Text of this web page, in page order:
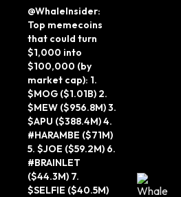
Twitter
@WhaleInsider:
Top memecoins
that could turn
$1,000 into
$100,000 (by
market cap): 1.
$MOG ($1.01B) 2.
$MEW ($956.8M) 3.
$APU ($388.4M) 4.
#HARAMBE ($71M)
5. $JOE ($59.2M) 6.
#BRAINLET
($44.3M) 7.
$SELFIE ($40.5M)